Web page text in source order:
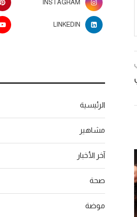
INSTAGRAM
LINKEDIN
الرئيسية
مشاهير
آخر الأخبار
صحة
موضة